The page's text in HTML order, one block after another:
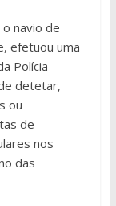
o navio de
efetuou uma
Polícia
detetar,
ou
de
nos
das